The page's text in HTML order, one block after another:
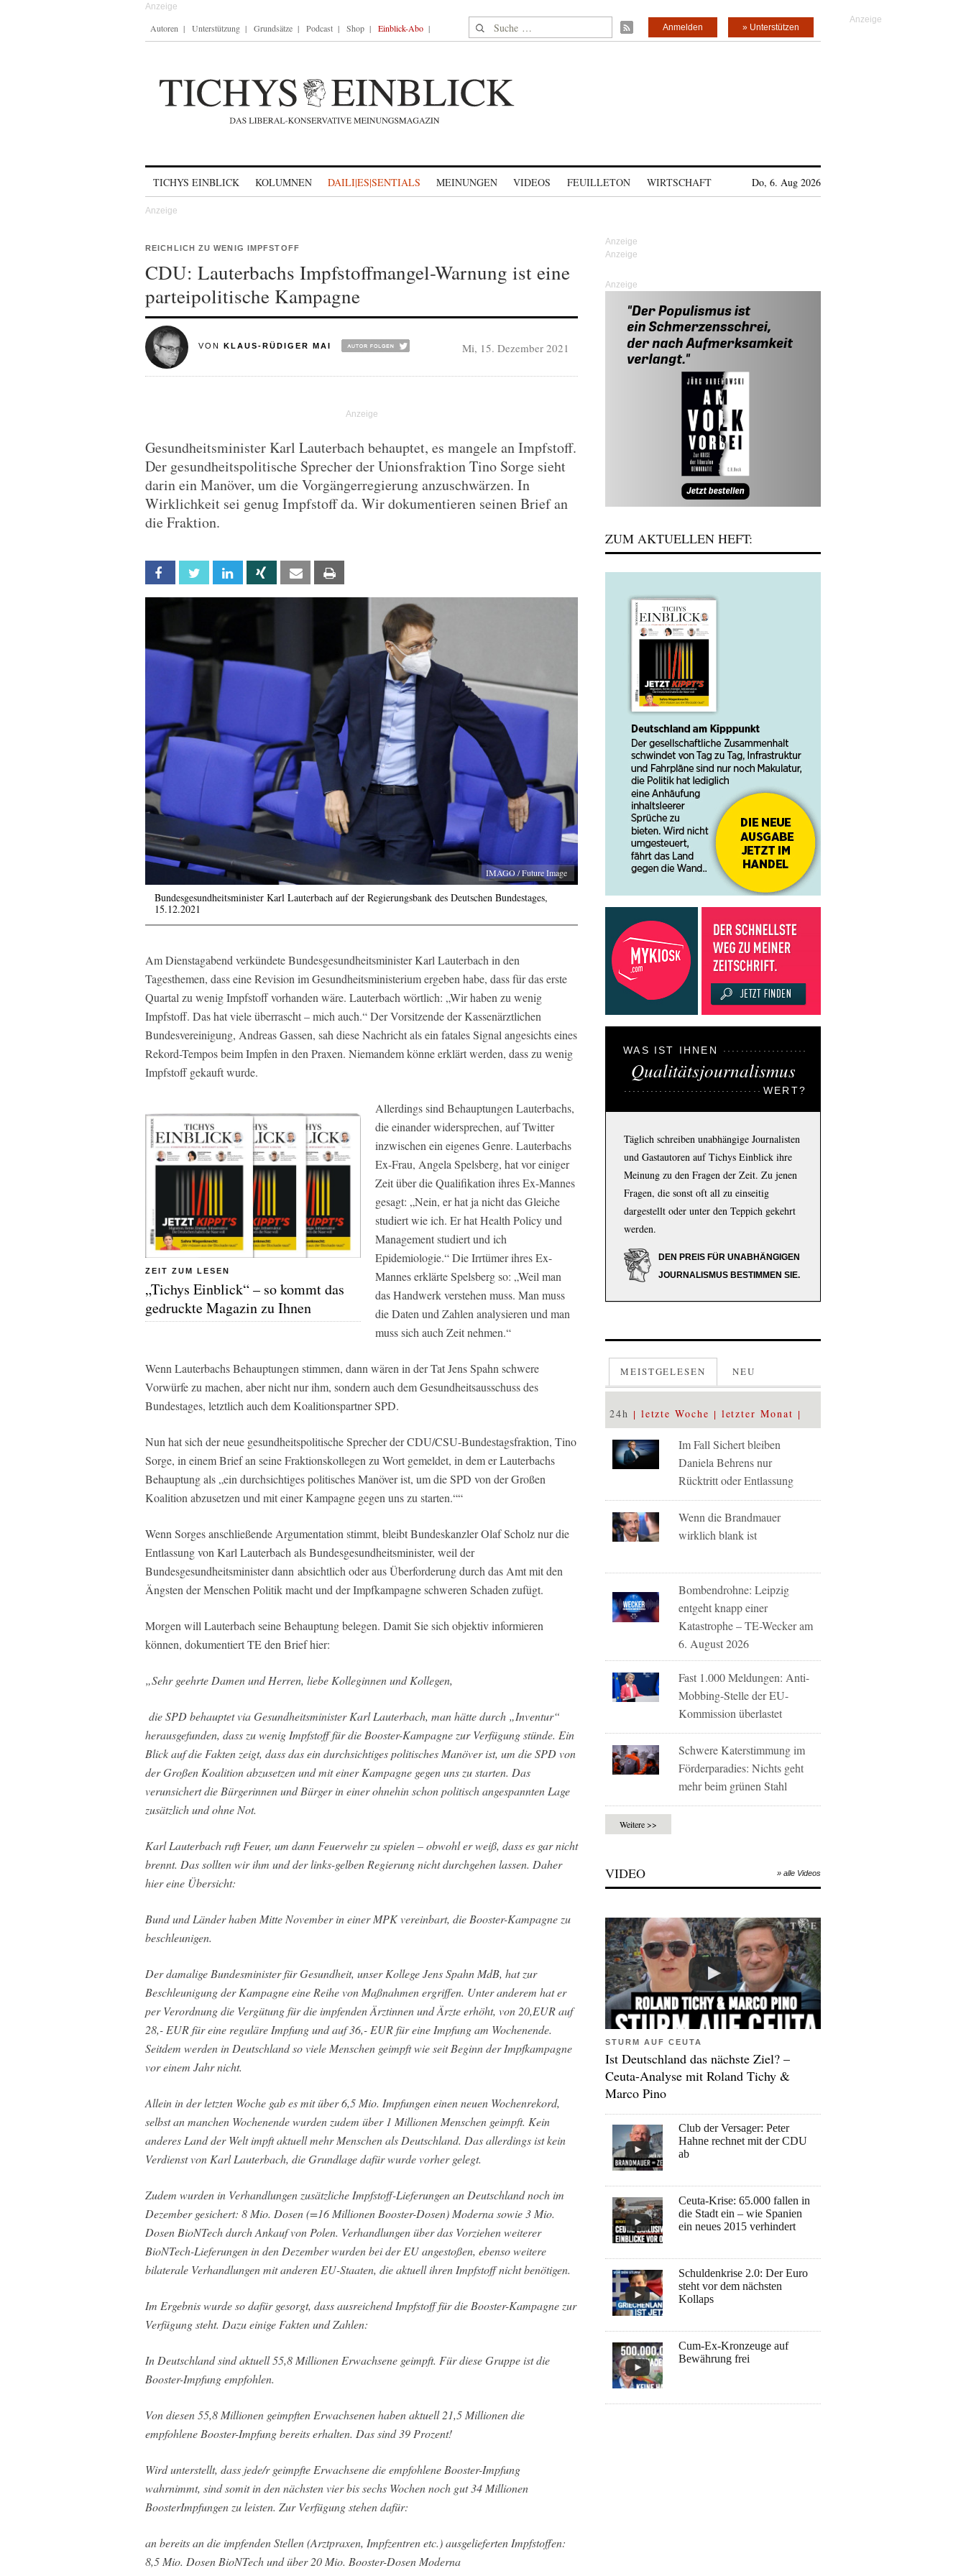
Autoren Unterstützung Grundsätze Podcast Shop Einblick-Abo Suche nach: » Unterstützen
Anmelden
TICHYS EINBLICK KOLUMNEN DAILI|ES|SENTIALS MEINUNGEN VIDEOS FEUILLETON WIRTSCHAFT Do, 6. Aug 2026
REICHLICH ZU WENIG IMPFSTOFF
CDU: Lauterbachs Impfstoffmangel-Warnung ist eine
parteipolitische Kampagne
VON KLAUS-RÜDIGER MAI Mi, 15. Dezember 2021
Gesundheitsminister Karl Lauterbach behauptet, es mangele an Impfstoff.
Der gesundheitspolitische Sprecher der Unionsfraktion Tino Sorge sieht
darin ein Manöver, um die Vorgängerregierung anzuschwärzen. In
Wirklichkeit sei genug Impfstoff da. Wir dokumentieren seinen Brief an
die Fraktion.
Facebook Twitter Linkedin Xing Email
IMAGO / Future Image
Bundesgesundheitsminister Karl Lauterbach auf der Regierungsbank des Deutschen Bundestages,
15.12.2021
Am Dienstagabend verkündete Bundesgesundheitsminister Karl Lauterbach in den
Tagesthemen, dass eine Revision im Gesundheitsministerium ergeben habe, dass für das erste
Quartal zu wenig Impfstoff vorhanden wäre. Lauterbach wörtlich: „Wir haben zu wenig
Impfstoff. Das hat viele überrascht – mich auch.“ Der Vorsitzende der Kassenärztlichen
Bundesvereinigung, Andreas Gassen, sah diese Nachricht als ein fatales Signal angesichts eines
Rekord-Tempos beim Impfen in den Praxen. Niemandem könne erklärt werden, dass zu wenig
Impfstoff gekauft wurde.
ZEIT ZUM LESEN
„Tichys Einblick“ – so kommt das
gedruckte Magazin zu Ihnen
Allerdings sind Behauptungen Lauterbachs,
die einander widersprechen, auf Twitter
inzwischen ein eigenes Genre. Lauterbachs
Ex-Frau, Angela Spelsberg, hat vor einiger
Zeit über die Qualifikation ihres Ex-Mannes
gesagt: „Nein, er hat ja nicht das Gleiche
studiert wie ich. Er hat Health Policy und
Management studiert und ich
Epidemiologie.“ Die Irrtümer ihres Ex-
Mannes erklärte Spelsberg so: „Weil man
das Handwerk verstehen muss. Man muss
die Daten und Zahlen analysieren und man
muss sich auch Zeit nehmen.“
Wenn Lauterbachs Behauptungen stimmen, dann wären in der Tat Jens Spahn schwere
Vorwürfe zu machen, aber nicht nur ihm, sondern auch dem Gesundheitsausschuss des
Bundestages, letztlich auch dem Koalitionspartner SPD.
Nun hat sich der neue gesundheitspolitische Sprecher der CDU/CSU-Bundestagsfraktion, Tino
Sorge, in einem Brief an seine Fraktionskollegen zu Wort gemeldet, in dem er Lauterbachs
Behauptung als „ein durchsichtiges politisches Manöver ist, um die SPD von der Großen
Koalition abzusetzen und mit einer Kampagne gegen uns zu starten.““
Wenn Sorges anschließende Argumentation stimmt, bleibt Bundeskanzler Olaf Scholz nur die
Entlassung von Karl Lauterbach als Bundesgesundheitsminister, weil der
Bundesgesundheitsminister dann absichtlich oder aus Überforderung durch das Amt mit den
Ängsten der Menschen Politik macht und der Impfkampagne schweren Schaden zufügt.
Morgen will Lauterbach seine Behauptung belegen. Damit Sie sich objektiv informieren
können, dokumentiert TE den Brief hier:
„Sehr geehrte Damen und Herren, liebe Kolleginnen und Kollegen,
die SPD behauptet via Gesundheitsminister Karl Lauterbach, man hätte durch „Inventur“
herausgefunden, dass zu wenig Impfstoff für die Booster-Kampagne zur Verfügung stünde. Ein
Blick auf die Fakten zeigt, dass das ein durchsichtiges politisches Manöver ist, um die SPD von
der Großen Koalition abzusetzen und mit einer Kampagne gegen uns zu starten. Das
verunsichert die Bürgerinnen und Bürger in einer ohnehin schon politisch angespannten Lage
zusätzlich und ohne Not.
Karl Lauterbach ruft Feuer, um dann Feuerwehr zu spielen – obwohl er weiß, dass es gar nicht
brennt. Das sollten wir ihm und der links-gelben Regierung nicht durchgehen lassen. Daher
hier eine Übersicht:
Bund und Länder haben Mitte November in einer MPK vereinbart, die Booster-Kampagne zu
beschleunigen.
Der damalige Bundesminister für Gesundheit, unser Kollege Jens Spahn MdB, hat zur
Beschleunigung der Kampagne eine Reihe von Maßnahmen ergriffen. Unter anderem hat er
per Verordnung die Vergütung für die impfenden Ärztinnen und Ärzte erhöht, von 20,EUR auf
28,- EUR für eine reguläre Impfung und auf 36,- EUR für eine Impfung am Wochenende.
Seitdem werden in Deutschland so viele Menschen geimpft wie seit Beginn der Impfkampagne
vor einem Jahr nicht.
Allein in der letzten Woche gab es mit über 6,5 Mio. Impfungen einen neuen Wochenrekord,
selbst an manchen Wochenende wurden zudem über 1 Millionen Menschen geimpft. Kein
anderes Land der Welt impft aktuell mehr Menschen als Deutschland. Das allerdings ist kein
Verdienst von Karl Lauterbach, die Grundlage dafür wurde vorher gelegt.
Zudem wurden in Verhandlungen zusätzliche Impfstoff-Lieferungen an Deutschland noch im
Dezember gesichert: 8 Mio. Dosen (=16 Millionen Booster-Dosen) Moderna sowie 3 Mio.
Dosen BioNTech durch Ankauf von Polen. Verhandlungen über das Vorziehen weiterer
BioNTech-Lieferungen in den Dezember wurden bei der EU angestoßen, ebenso weitere
bilaterale Verhandlungen mit anderen EU-Staaten, die aktuell ihren Impfstoff nicht benötigen.
Im Ergebnis wurde so dafür gesorgt, dass ausreichend Impfstoff für die Booster-Kampagne zur
Verfügung steht. Dazu einige Fakten und Zahlen:
In Deutschland sind aktuell 55,8 Millionen Erwachsene geimpft. Für diese Gruppe ist die
Booster-Impfung empfohlen.
Von diesen 55,8 Millionen geimpften Erwachsenen haben aktuell 21,5 Millionen die
empfohlene Booster-Impfung bereits erhalten. Das sind 39 Prozent!
Wird unterstellt, dass jede/r geimpfte Erwachsene die empfohlene Booster-Impfung
wahrnimmt, sind somit in den nächsten vier bis sechs Wochen noch gut 34 Millionen
BoosterImpfungen zu leisten. Zur Verfügung stehen dafür:
an bereits an die impfenden Stellen (Arztpraxen, Impfzentren etc.) ausgelieferten Impfstoffen:
8,5 Mio. Dosen BioNTech und über 20 Mio. Booster-Dosen Moderna
Anzeige
ZUM AKTUELLEN HEFT:
WAS IST IHNEN
Qualitätsjournalismus
WERT?
Täglich schreiben unabhängige Journalisten
und Gastautoren auf Tichys Einblick ihre
Meinung zu den Fragen der Zeit. Zu jenen
Fragen, die sonst oft all zu einseitig
dargestellt oder unter den Teppich gekehrt
werden.
DEN PREIS FÜR UNABHÄNGIGEN
JOURNALISMUS BESTIMMEN SIE.
MEISTGELESEN NEU
24h letzte Woche letzter Monat
Im Fall Sichert bleiben
Daniela Behrens nur
Rücktritt oder Entlassung
Wenn die Brandmauer
wirklich blank ist
Bombendrohne: Leipzig
entgeht knapp einer
Katastrophe – TE-Wecker am
6. August 2026
Fast 1.000 Meldungen: Anti-
Mobbing-Stelle der EU-
Kommission überlastet
Schwere Katerstimmung im
Förderparadies: Nichts geht
mehr beim grünen Stahl
Weitere >>
VIDEO » alle Videos
STURM AUF CEUTA
Ist Deutschland das nächste Ziel? –
Ceuta-Analyse mit Roland Tichy &
Marco Pino
Club der Versager: Peter
Hahne rechnet mit der CDU
ab
Ceuta-Krise: 65.000 fallen in
die Stadt ein – wie Spanien
ein neues 2015 verhindert
Schuldenkrise 2.0: Der Euro
steht vor dem nächsten
Kollaps
Cum-Ex-Kronzeuge auf
Bewährung frei